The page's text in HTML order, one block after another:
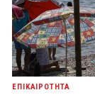
ΕΠΙΚΑΙΡΟΤΗΤΑ